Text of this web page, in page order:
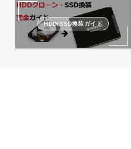
HDD/SSD換装ガイド